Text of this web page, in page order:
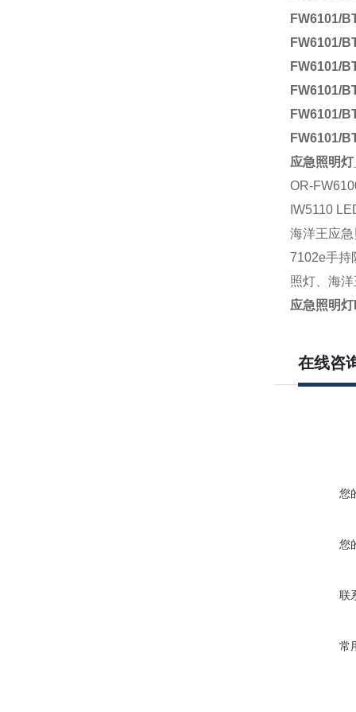
FW6101/
FW6101/
FW6101/
FW6101/
FW6101/
FW6101/
应急照明
OR-
IW5110
海洋王应
7102e手持
照灯、 海
应急照明
在线咨
您
您
联
常